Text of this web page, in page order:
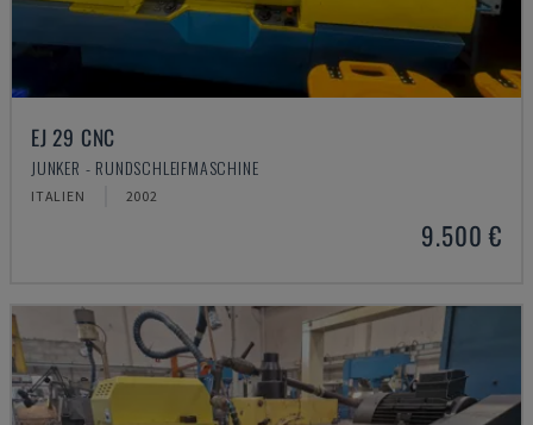
EJ 29 CNC
JUNKER - RUNDSCHLEIFMASCHINE
ITALIEN 2002
9.500 €